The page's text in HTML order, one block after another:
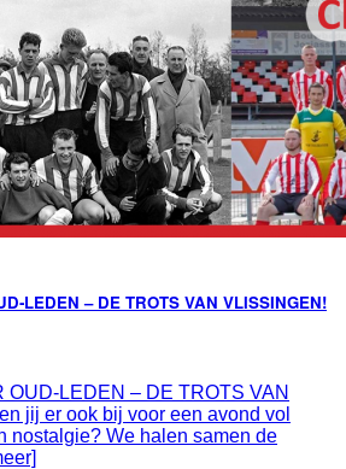
– DE TROTS VAN VLISSINGEN!
OUD‑LEDEN – DE TROTS VAN
jij er ook bij voor een avond vol
nostalgie? We halen samen de